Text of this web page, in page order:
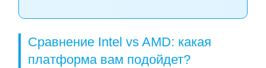
Сравнение Intel vs AMD: какая
платформа вам подойдет?